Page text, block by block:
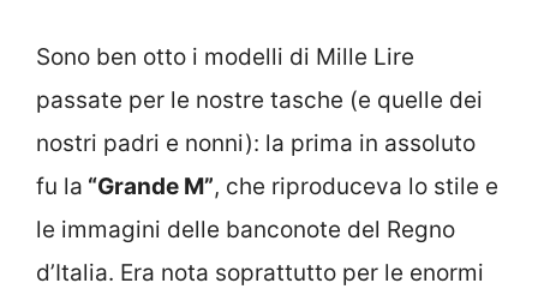
Sono ben otto i modelli di Mille Lire
passate per le nostre tasche (e quelle dei
nostri padri e nonni): la prima in assoluto
fu la “Grande M”, che riproduceva lo stile e
le immagini delle banconote del Regno
d’Italia. Era nota soprattutto per le enormi